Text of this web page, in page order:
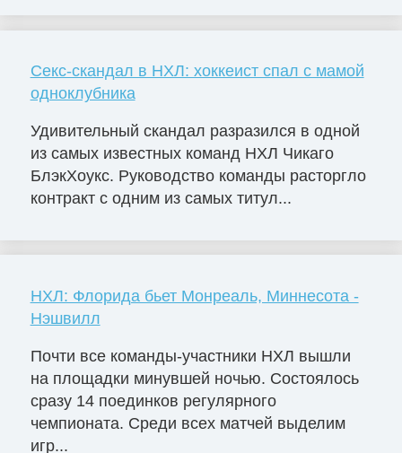
Секс-скандал в НХЛ: хоккеист спал с мамой
одноклубника
Удивительный скандал разразился в одной
из самых известных команд НХЛ Чикаго
БлэкХоукс. Руководство команды расторгло
контракт с одним из самых титул...
НХЛ: Флорида бьет Монреаль, Миннесота -
Нэшвилл
Почти все команды-участники НХЛ вышли
на площадки минувшей ночью. Состоялось
сразу 14 поединков регулярного
чемпионата. Среди всех матчей выделим
игр...